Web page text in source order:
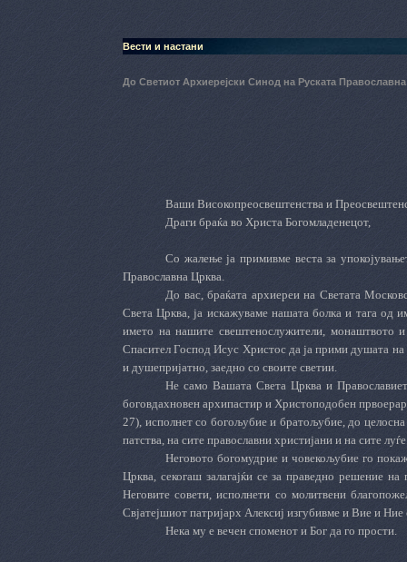
Вести и настани
До Светиот Архиерејски Синод на Руската
Ваши Високопреосвештенства и
Драги браќа во Христа Богомладенецот,
Со жалење ја примивме веста за
Православна Црква.
До вас, браќата архиереи на Светата
Света Црква, ја искажуваме нашата болка и тага од
името на нашите свештено­служители,
Спасител Господ Исус Христос да ја прими душата на
и душепријатно, заедно со своите светии.
Не само Вашата Света Црква и
бого­вда­х­новен архипастир и Христоподобен
27), исполнет со бого­љубие и брато­љубие, до целосна
патства, на сите православни христијани и на сите
Неговото богомудрие и човекољубие го
Црква, секогаш залагајќи се за праведно решение
Неговите совети, исполнети со молитвени
Свјатејшиот патријарх Алексиј изгубивме и Вие и
Нека му е вечен споменот и Бог да го прости.